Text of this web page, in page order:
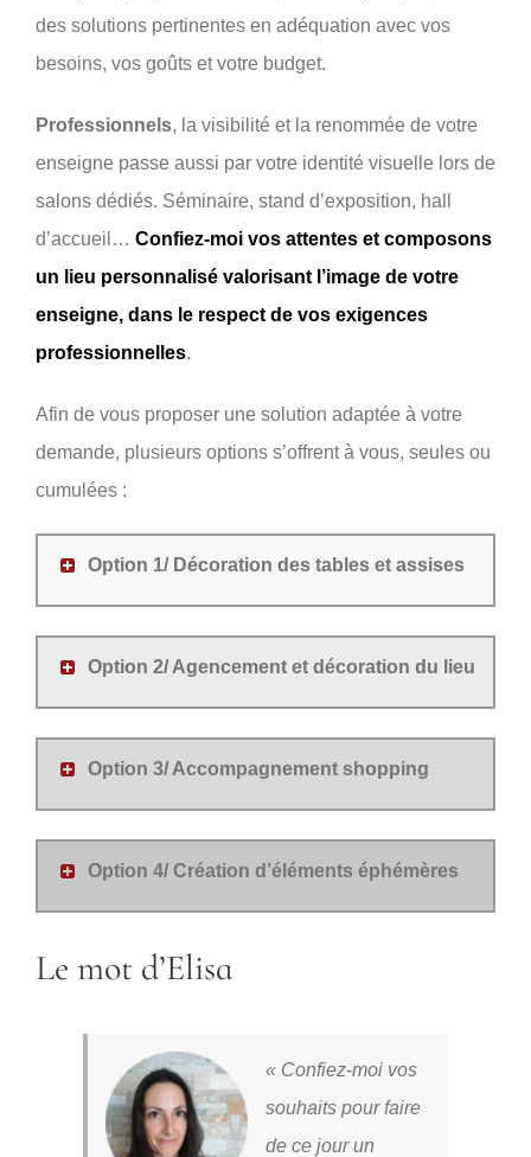
des solutions pertinentes en adéquation avec vos
besoins, vos goûts et votre budget.
Professionnels, la visibilité et la renommée de votre
enseigne passe aussi par votre identité visuelle lors de
salons dédiés. Séminaire, stand d’exposition, hall
d’accueil… Confiez-moi vos attentes et composons
un lieu personnalisé valorisant l’image de votre
enseigne, dans le respect de vos exigences
professionnelles.
Afin de vous proposer une solution adaptée à votre
demande, plusieurs options s’offrent à vous, seules ou
cumulées :
Option 1/ Décoration des tables et assises
Option 2/ Agencement et décoration du lieu
Option 3/ Accompagnement shopping
Option 4/ Création d’éléments éphémères
Le mot d’Elisa
« Confiez-moi vos
souhaits pour faire
de ce jour un